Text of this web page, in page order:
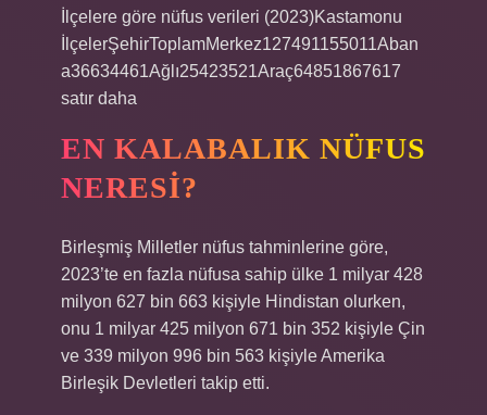
İlçelere göre nüfus verileri (2023)Kastamonu
İlçelerŞehirToplamMerkez127491155011Aban
a36634461Ağlı25423521Araç64851867617
satır daha
EN KALABALIK NÜFUS
NERESI?
Birleşmiş Milletler nüfus tahminlerine göre,
2023’te en fazla nüfusa sahip ülke 1 milyar 428
milyon 627 bin 663 kişiyle Hindistan olurken,
onu 1 milyar 425 milyon 671 bin 352 kişiyle Çin
ve 339 milyon 996 bin 563 kişiyle Amerika
Birleşik Devletleri takip etti.